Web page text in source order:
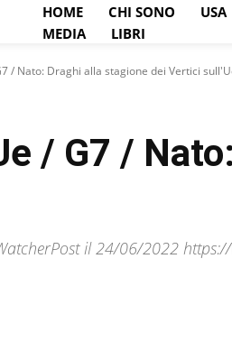
HOME CHI SONO USA
MEDIA
LIBRI
/ Nato: Draghi alla stagione dei Vertici
/ G7 /
il 24/06/2022